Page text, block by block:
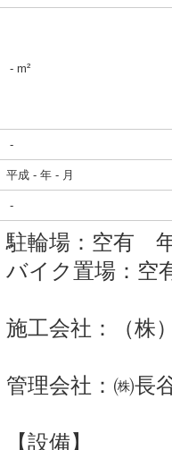
- m²
-
平成 - 年 - 月
-
駐輪場：空有
バイク置場：
施工会社：（株
管理会社：㈱
【設備】